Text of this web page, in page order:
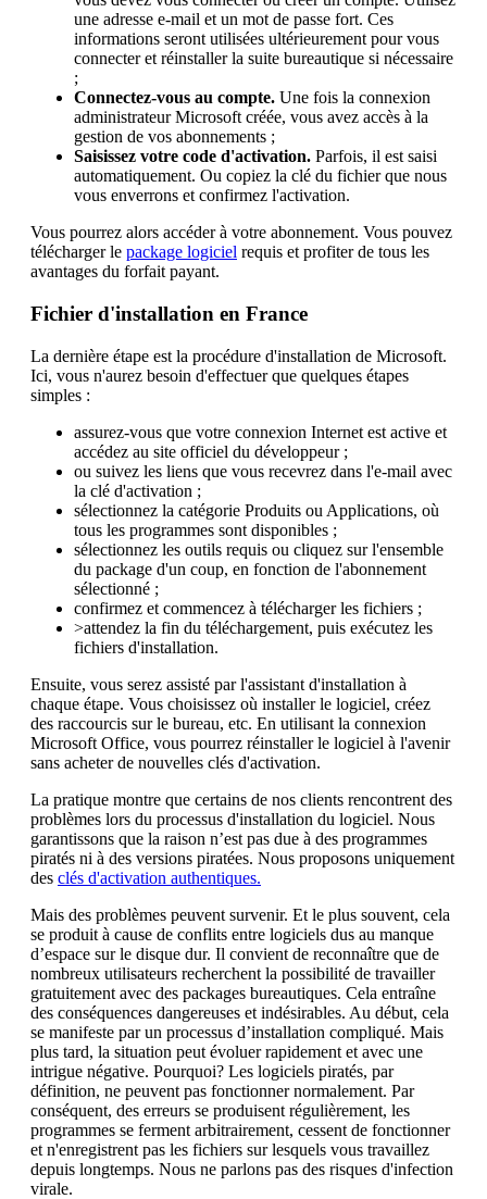
une adresse e-mail et un mot de passe fort. Ces
informations seront utilisées ultérieurement pour vous
connecter et réinstaller la suite bureautique si nécessaire
;
Connectez-vous au compte. Une fois la connexion
administrateur Microsoft créée, vous avez accès à la
gestion de vos abonnements ;
Saisissez votre code d'activation. Parfois, il est saisi
automatiquement. Ou copiez la clé du fichier que nous
vous enverrons et confirmez l'activation.
Vous pourrez alors accéder à votre abonnement. Vous pouvez
télécharger le package logiciel requis et profiter de tous les
avantages du forfait payant.
Fichier d'installation en France
La dernière étape est la procédure d'installation de Microsoft.
Ici, vous n'aurez besoin d'effectuer que quelques étapes
simples :
assurez-vous que votre connexion Internet est active et
accédez au site officiel du développeur ;
ou suivez les liens que vous recevrez dans l'e-mail avec
la clé d'activation ;
sélectionnez la catégorie Produits ou Applications, où
tous les programmes sont disponibles ;
sélectionnez les outils requis ou cliquez sur l'ensemble
du package d'un coup, en fonction de l'abonnement
sélectionné ;
confirmez et commencez à télécharger les fichiers ;
>attendez la fin du téléchargement, puis exécutez les
fichiers d'installation.
Ensuite, vous serez assisté par l'assistant d'installation à
chaque étape. Vous choisissez où installer le logiciel, créez
des raccourcis sur le bureau, etc. En utilisant la connexion
Microsoft Office, vous pourrez réinstaller le logiciel à l'avenir
sans acheter de nouvelles clés d'activation.
La pratique montre que certains de nos clients rencontrent des
problèmes lors du processus d'installation du logiciel. Nous
garantissons que la raison n’est pas due à des programmes
piratés ni à des versions piratées. Nous proposons uniquement
des clés d'activation authentiques.
Mais des problèmes peuvent survenir. Et le plus souvent, cela
se produit à cause de conflits entre logiciels dus au manque
d’espace sur le disque dur. Il convient de reconnaître que de
nombreux utilisateurs recherchent la possibilité de travailler
gratuitement avec des packages bureautiques. Cela entraîne
des conséquences dangereuses et indésirables. Au début, cela
se manifeste par un processus d’installation compliqué. Mais
plus tard, la situation peut évoluer rapidement et avec une
intrigue négative. Pourquoi? Les logiciels piratés, par
définition, ne peuvent pas fonctionner normalement. Par
conséquent, des erreurs se produisent régulièrement, les
programmes se ferment arbitrairement, cessent de fonctionner
et n'enregistrent pas les fichiers sur lesquels vous travaillez
depuis longtemps. Nous ne parlons pas des risques d'infection
virale.